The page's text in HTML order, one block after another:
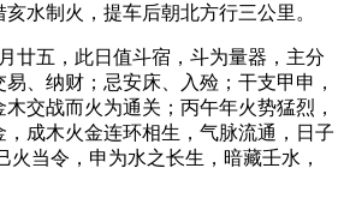
水制火，提车后朝北方行三公里。
廿五，此日值斗宿，斗为量器，主分
、纳财；忌安床、入殓；干支甲申，
交战而火为通关；丙午年火势猛烈，
成木火金连环相生，气脉流通，日子
火当令，申为水之长生，暗藏壬水，